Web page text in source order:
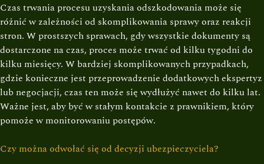
Czas trwania procesu uzyskania odszkodowania może się
różnić w zależności od skomplikowania sprawy oraz reakcji
stron. W prostszych sprawach, gdy wszystkie dokumenty są
dostarczone na czas, proces może trwać od kilku tygodni do
kilku miesięcy. W bardziej skomplikowanych przypadkach,
gdzie konieczne jest przeprowadzenie dodatkowych ekspertyz
lub negocjacji, czas ten może się wydłużyć nawet do kilku lat.
Ważne jest, aby być w stałym kontakcie z prawnikiem, który
pomoże w monitorowaniu postępów.
Czy można odwołać się od decyzji ubezpieczyciela?